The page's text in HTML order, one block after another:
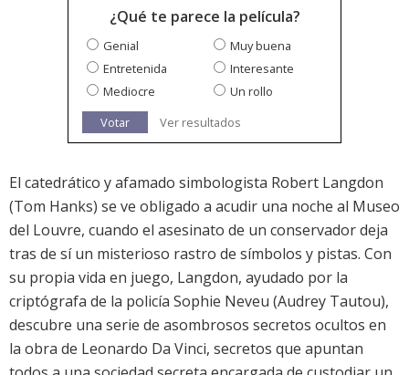
¿Qué te parece la película?
Genial
Muy buena
Entretenida
Interesante
Mediocre
Un rollo
Votar
Ver resultados
El catedrático y afamado simbologista Robert Langdon
(Tom Hanks) se ve obligado a acudir una noche al Museo
del Louvre, cuando el asesinato de un conservador deja
tras de sí un misterioso rastro de símbolos y pistas. Con
su propia vida en juego, Langdon, ayudado por la
criptógrafa de la policía Sophie Neveu (Audrey Tautou),
descubre una serie de asombrosos secretos ocultos en
la obra de Leonardo Da Vinci, secretos que apuntan